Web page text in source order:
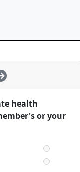
health
or your